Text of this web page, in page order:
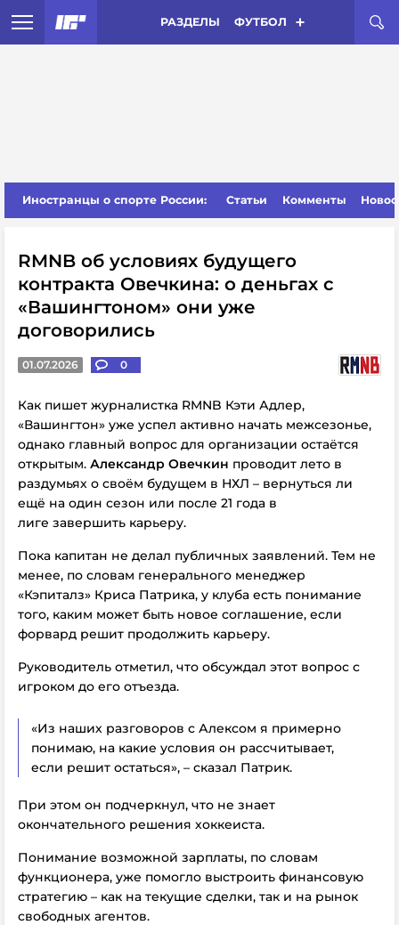
РАЗДЕЛЫ ФУТБОЛ
Иностранцы о спорте России: Статьи Комменты
RMNB об условиях будущего
контракта Овечкина: о деньгах с
«Вашингтоном» они уже
договорились
01.07.2026 0
Как пишет журналистка RMNB Кэти Адлер,
«Вашингтон» уже успел активно начать межсезонье,
однако главный вопрос для организации остаётся
открытым. Александр Овечкин проводит лето в
раздумьях о своём будущем в НХЛ – вернуться ли
ещё на один сезон или после 21 года в
лиге завершить карьеру.
Пока капитан не делал публичных заявлений. Тем не
менее, по словам генерального менеджер
«Кэпиталз» Криса Патрика, у клуба есть понимание
того, каким может быть новое соглашение, если
форвард решит продолжить карьеру.
Руководитель отметил, что обсуждал этот вопрос с
игроком до его отъезда.
«Из наших разговоров с Алексом я примерно
понимаю, на какие условия он рассчитывает,
если решит остаться», – сказал Патрик.
При этом он подчеркнул, что не знает
окончательного решения хоккеиста.
Понимание возможной зарплаты, по словам
функционера, уже помогло выстроить финансовую
стратегию – как на текущие сделки, так и на рынок
свободных агентов.